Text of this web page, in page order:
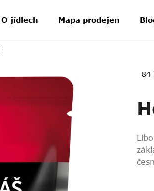
O jídlech Mapa prodejen
je
4,2
84